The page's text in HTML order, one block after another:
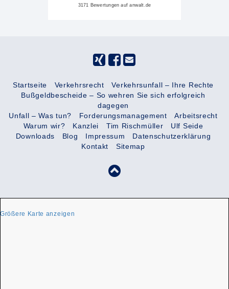
3171 Bewertungen auf anwalt.de
Startseite Verkehrsrecht
Verkehrsunfall – Ihre Rechte
Bußgeldbescheide – So wehren Sie sich erfolgreich
dagegen
Unfall – Was tun?
Forderungsmanagement
Arbeitsrecht
Warum wir?
Kanzlei Tim Rischmüller
Ulf Seide
Downloads
Blog Impressum
Datenschutzerklärung
Kontakt
Sitemap
Größere Karte anzeigen